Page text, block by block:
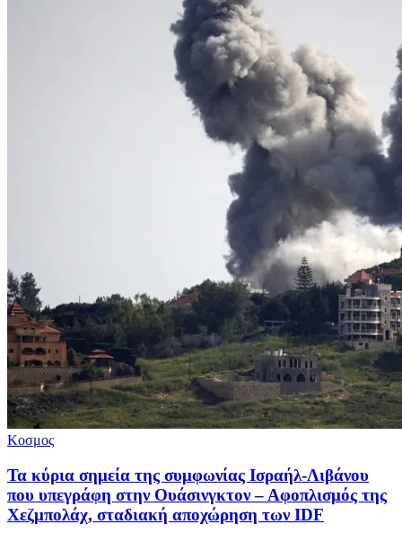
Κοσμος
Τα κύρια σημεία της συμφωνίας Ισραήλ-Λιβάνου
που υπεγράφη στην Ουάσινγκτον – Αφοπλισμός της
Χεζμπολάχ, σταδιακή αποχώρηση των IDF